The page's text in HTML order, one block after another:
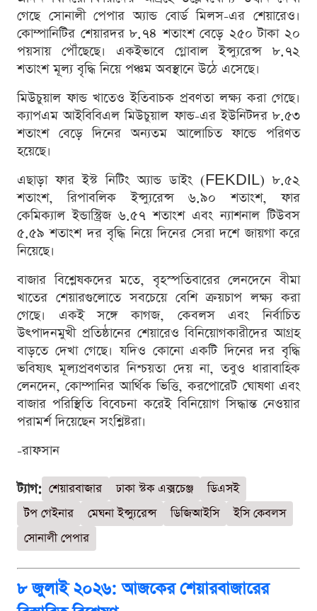
গেছে সোনালী পেপার অ্যান্ড বোর্ড মিলস-এর শেয়ারেও।
কোম্পানিটির শেয়ারদর ৮.৭৪ শতাংশ বেড়ে ২৫০ টাকা ২০
পয়সায় পৌঁছেছে। একইভাবে গ্লোবাল ইন্স্যুরেন্স ৮.৭২
শতাংশ মূল্য বৃদ্ধি নিয়ে পঞ্চম অবস্থানে উঠে এসেছে।
মিউচুয়াল ফান্ড খাতেও ইতিবাচক প্রবণতা লক্ষ্য করা গেছে।
ক্যাপএম আইবিবিএল মিউচুয়াল ফান্ড-এর ইউনিটদর ৮.৫৩
শতাংশ বেড়ে দিনের অন্যতম আলোচিত ফান্ডে পরিণত
হয়েছে।
এছাড়া ফার ইস্ট নিটিং অ্যান্ড ডাইং (FEKDIL) ৮.৫২
শতাংশ, রিপাবলিক ইন্স্যুরেন্স ৬.৯০ শতাংশ, ফার
কেমিক্যাল ইন্ডাস্ট্রিজ ৬.৫৭ শতাংশ এবং ন্যাশনাল টিউবস
৫.৫৯ শতাংশ দর বৃদ্ধি নিয়ে দিনের সেরা দশে জায়গা করে
নিয়েছে।
বাজার বিশ্লেষকদের মতে, বৃহস্পতিবারের লেনদেনে বীমা
খাতের শেয়ারগুলোতে সবচেয়ে বেশি ক্রয়চাপ লক্ষ্য করা
গেছে। একই সঙ্গে কাগজ, কেবলস এবং নির্বাচিত
উৎপাদনমুখী প্রতিষ্ঠানের শেয়ারেও বিনিয়োগকারীদের আগ্রহ
বাড়তে দেখা গেছে। যদিও কোনো একটি দিনের দর বৃদ্ধি
ভবিষ্যৎ মূল্যপ্রবণতার নিশ্চয়তা দেয় না, তবুও ধারাবাহিক
লেনদেন, কোম্পানির আর্থিক ভিত্তি, করপোরেট ঘোষণা এবং
বাজার পরিস্থিতি বিবেচনা করেই বিনিয়োগ সিদ্ধান্ত নেওয়ার
পরামর্শ দিয়েছেন সংশ্লিষ্টরা।
-রাফসান
ট্যাগ: শেয়ারবাজার ঢাকা স্টক এক্সচেঞ্জ
ডিএসই
টপ গেইনার
মেঘনা ইন্স্যুরেন্স ডিজিআইসি
ইসি কেবলস
সোনালী পেপার
৮ জুলাই ২০২৬: আজকের শেয়ারবাজারের